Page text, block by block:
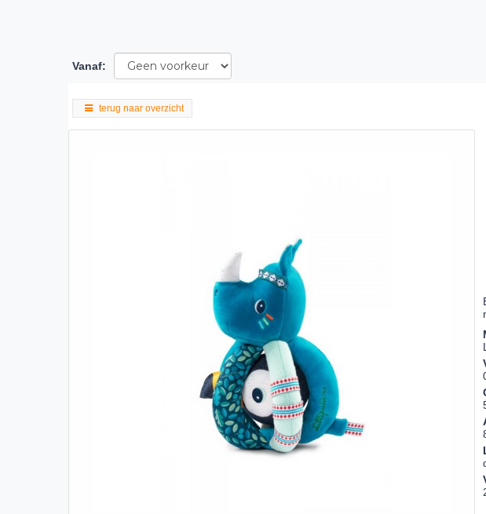
Vanaf:
terug naar overzicht